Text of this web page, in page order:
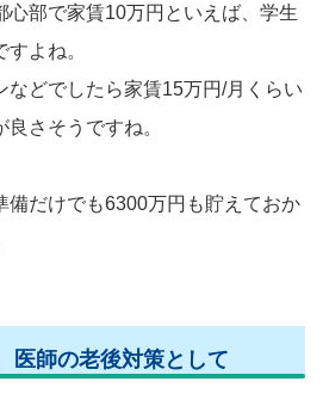
心部で家賃10万円といえば、学生
よね。
などでしたら家賃15万円/月くらい
さそうですね。
備だけでも6300万円も貯えておか
医師の老後対策として